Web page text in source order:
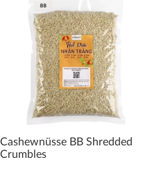
Cashewnüsse BB Shredded
Crumbles